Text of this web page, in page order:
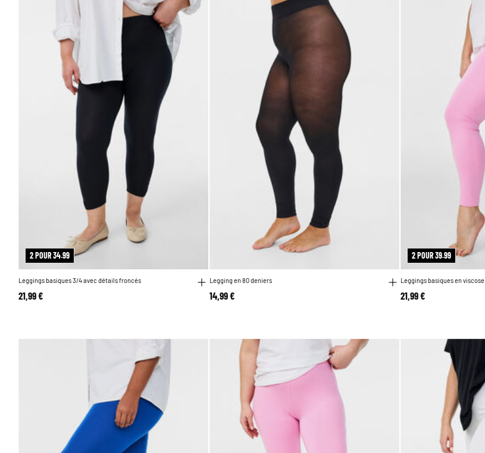
2 POUR 34.99
Leggings basiques 3/4 avec détails froncés
21,99 €
Legging en 80 deniers
14,99 €
2 POUR 39.99
Leggings basiques en viscose
21,99 €